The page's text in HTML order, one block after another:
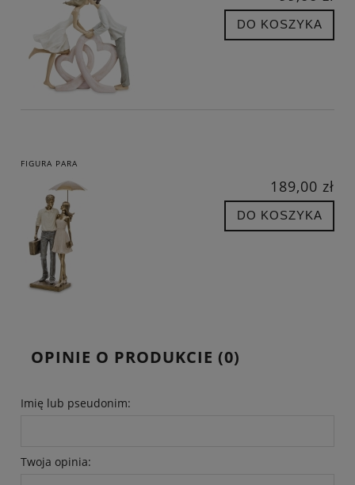
DO KOSZYKA
FIGURA PARA
189,00 zł
DO KOSZYKA
OPINIE O PRODUKCIE (0)
Imię lub pseudonim:
Twoja opinia: